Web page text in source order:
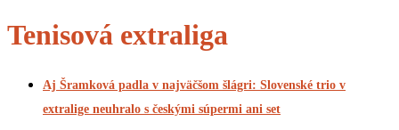
Tenisová extraliga
Aj Šramková padla v najväčšom šlágri: Slovenské trio v
extralige neuhralo s českými súpermi ani set